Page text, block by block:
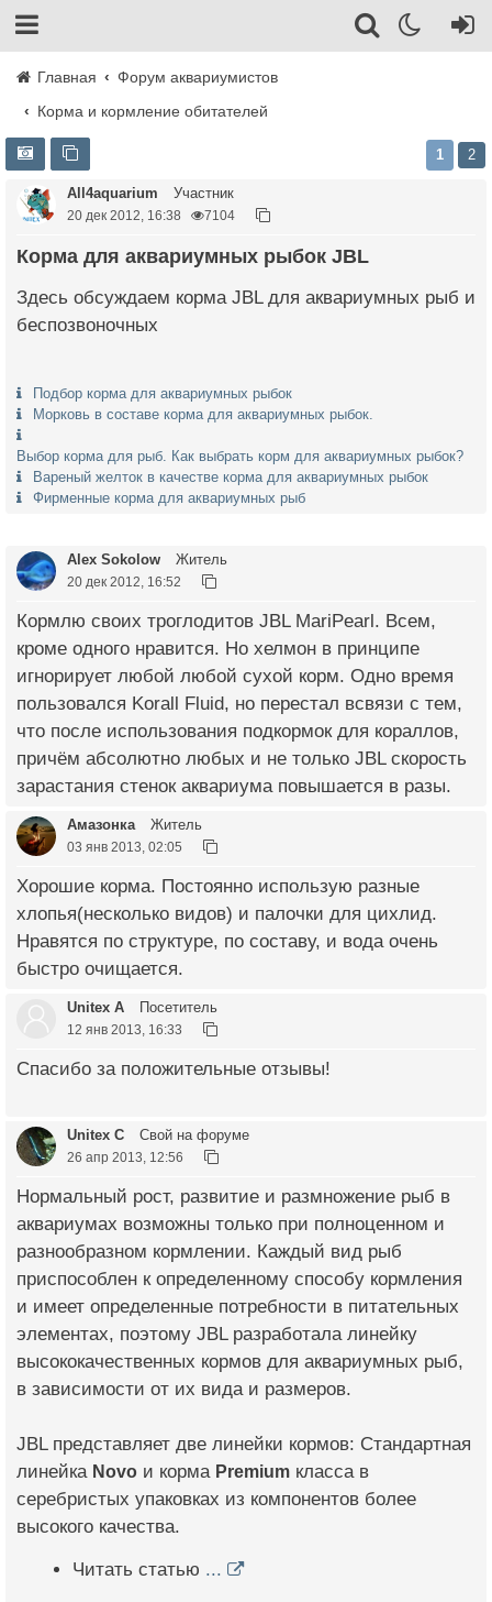
Главная
Форум аквариумистов
Корма и кормление обитателей
1 2
All4aquarium Участник
20 дек 2012, 16:38 7104
Корма для аквариумных рыбок JBL
Здесь обсуждаем корма JBL для аквариумных рыб и
беспозвоночных
Подбор корма для аквариумных рыбок
Морковь в составе корма для аквариумных рыбок.
Выбор корма для рыб. Как выбрать корм для аквариумных рыбок?
Вареный желток в качестве корма для аквариумных рыбок
Фирменные корма для аквариумных рыб
Alex Sokolow Житель
20 дек 2012, 16:52
Кормлю своих троглодитов JBL MariPearl. Всем,
кроме одного нравится. Но хелмон в принципе
игнорирует любой любой сухой корм. Одно время
пользовался Korall Fluid, но перестал всвязи с тем,
что после использования подкормок для кораллов,
причём абсолютно любых и не только JBL скорость
зарастания стенок аквариума повышается в разы.
Амазонка Житель
03 янв 2013, 02:05
Хорошие корма. Постоянно использую разные
хлопья(несколько видов) и палочки для цихлид.
Нравятся по структуре, по составу, и вода очень
быстро очищается.
Unitex A Посетитель
12 янв 2013, 16:33
Спасибо за положительные отзывы!
Unitex C Свой на форуме
26 апр 2013, 12:56
Нормальный рост, развитие и размножение рыб в
аквариумах возможны только при полноценном и
разнообразном кормлении. Каждый вид рыб
приспособлен к определенному способу кормления
и имеет определенные потребности в питательных
элементах, поэтому JBL разработала линейку
высококачественных кормов для аквариумных рыб,
в зависимости от их вида и размеров.
JBL представляет две линейки кормов: Стандартная
линейка Novo и корма Premium класса в
серебристых упаковках из компонентов более
высокого качества.
Читать статью ...